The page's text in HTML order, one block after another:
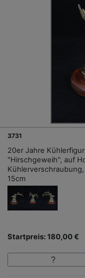
3731
20er Jahre
"Hirschgeweih", auf
15cm
Startpreis: 180,00 €